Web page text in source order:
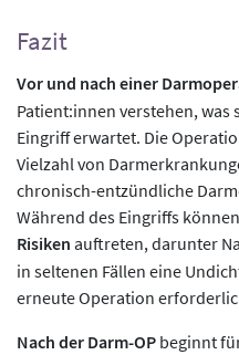
Fazit
Vor und nach einer
Patient:innen verstehen, was
Eingriff erwartet. Die
Vielzahl von
chronisch-entzündliche
Während des Eingriffs
Risiken auftreten, darunter
in seltenen Fällen eine
erneute Operation
Nach der Darm-OP beginnt